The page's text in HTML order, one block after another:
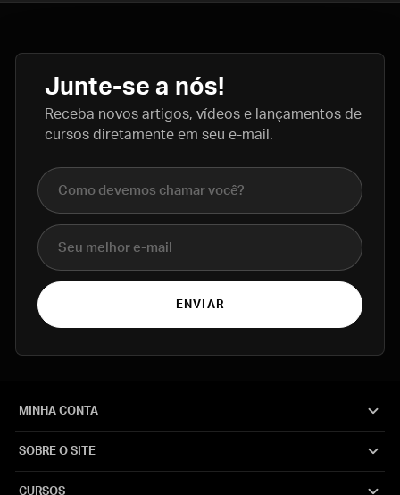
Junte-se a nós!
Receba novos artigos, vídeos e lançamentos de
cursos diretamente em seu e-mail.
Nome completo
E-mail
ENVIAR
MINHA CONTA
SOBRE O SITE
CURSOS